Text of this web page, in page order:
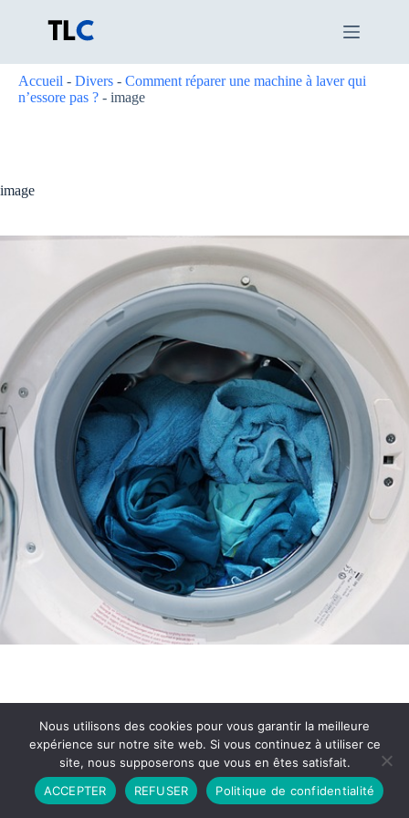
Accueil - Divers - Comment réparer une machine à laver qui
n’essore pas ? - image
image
Partenariat Contact
Politique de Confidentialité
CGU
Copyright © 2026 - Propulsé par DIEUDUDIABLE
Nous utilisons des cookies pour vous garantir la meilleure
expérience sur notre site web. Si vous continuez à utiliser ce
site, nous supposerons que vous en êtes satisfait.
ACCEPTER
REFUSER Politique de confidentialité